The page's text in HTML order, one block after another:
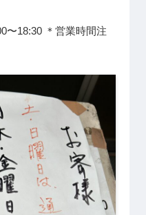
〜18:30 ＊営業時間注